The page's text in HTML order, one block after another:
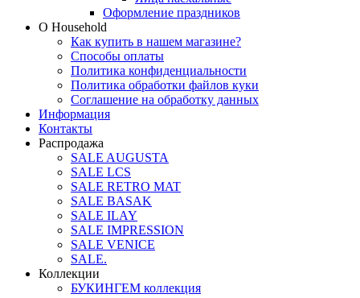
Оформление праздников
О Household
Как купить в нашем магазине?
Способы оплаты
Политика конфиденциальности
Политика обработки файлов куки
Соглашение на обработку данных
Информация
Контакты
Распродажа
SALE AUGUSTA
SALE LCS
SALE RETRO MAT
SALE BASAK
SALE ILAY
SALE IMPRESSION
SALE VENICE
SALE.
Коллекции
БУКИНГЕМ коллекция